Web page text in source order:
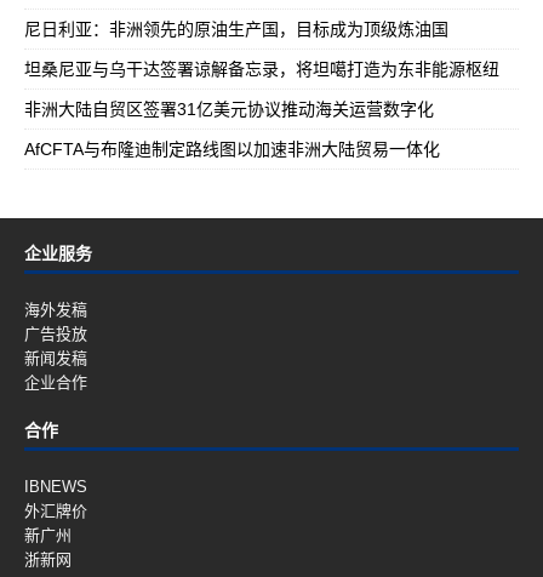
尼日利亚：非洲领先的原油生产国，目标成为顶级炼油国
坦桑尼亚与乌干达签署谅解备忘录，将坦噶打造为东非能源枢纽
非洲大陆自贸区签署31亿美元协议推动海关运营数字化
AfCFTA与布隆迪制定路线图以加速非洲大陆贸易一体化
企业服务
海外发稿
广告投放
新闻发稿
企业合作
合作
IBNEWS
外汇牌价
新广州
浙新网